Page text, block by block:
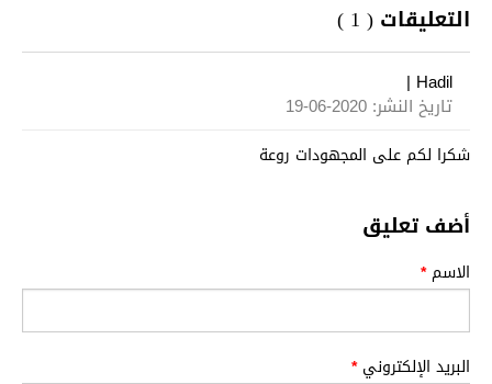
التعليقات ( 1 )
Hadil
|
تاريخ النشر: 2020-06-19
شكرا لكم على المجهودات روعة
أضف تعليق
الاسم*
البريد الإلكتروني*